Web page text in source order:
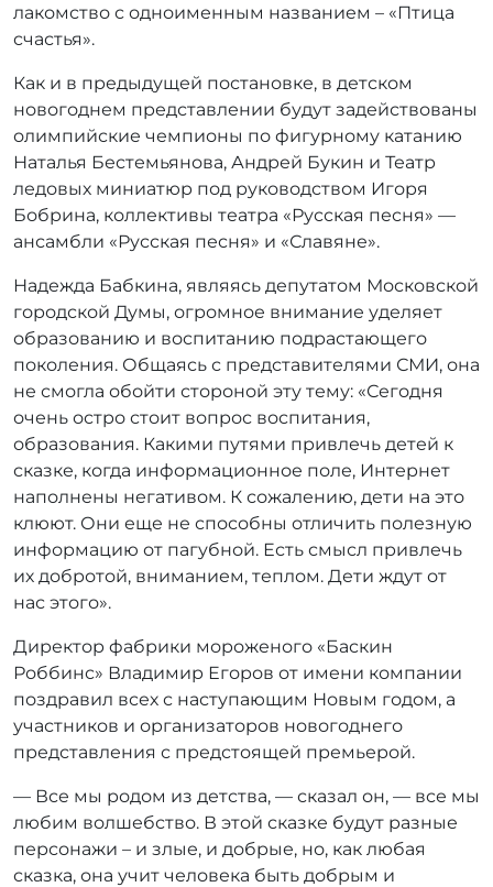
лакомство с одноименным названием – «Птица
счастья».
Как и в предыдущей постановке, в детском
новогоднем представлении будут задействованы
олимпийские чемпионы по фигурному катанию
Наталья Бестемьянова, Андрей Букин и Театр
ледовых миниатюр под руководством Игоря
Бобрина, коллективы театра «Русская песня» —
ансамбли «Русская песня» и «Славяне».
Надежда Бабкина, являясь депутатом Московской
городской Думы, огромное внимание уделяет
образованию и воспитанию подрастающего
поколения. Общаясь с представителями СМИ, она
не смогла обойти стороной эту тему: «Сегодня
очень остро стоит вопрос воспитания,
образования. Какими путями привлечь детей к
сказке, когда информационное поле, Интернет
наполнены негативом. К сожалению, дети на это
клюют. Они еще не способны отличить полезную
информацию от пагубной. Есть смысл привлечь
их добротой, вниманием, теплом. Дети ждут от
нас этого».
Директор фабрики мороженого «Баскин
Роббинс» Владимир Егоров от имени компании
поздравил всех с наступающим Новым годом, а
участников и организаторов новогоднего
представления с предстоящей премьерой.
— Все мы родом из детства, — сказал он, — все мы
любим волшебство. В этой сказке будут разные
персонажи – и злые, и добрые, но, как любая
сказка, она учит человека быть добрым и